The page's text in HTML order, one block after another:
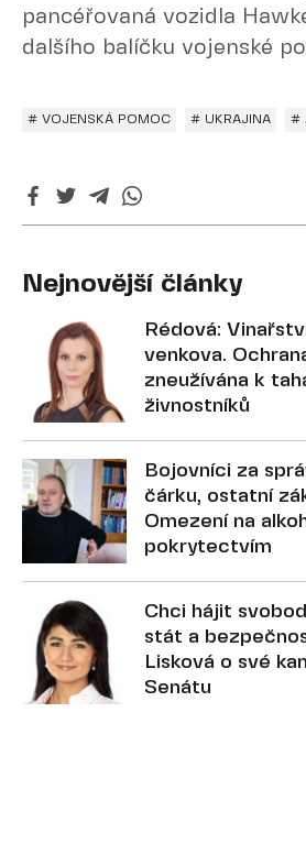
pancéřovaná vozidla
dalšího balíčku vojenské
# VOJENSKÁ POMOC # UKRAJINA #
Nejnovější články
Rédová:
venkova.
zneužívána k
živnostníků
Bojovníci za
čárku, ostatní
Omezení na
pokrytectvím
Chci hájit
stát a
Lisková o své
Senátu